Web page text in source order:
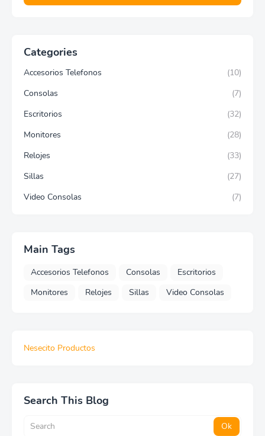
Categories
Accesorios Telefonos
(10)
Consolas
(7)
Escritorios
(32)
Monitores
(28)
Relojes
(33)
Sillas
(27)
Video Consolas
(7)
Main Tags
Accesorios Telefonos Consolas
Escritorios
Monitores
Relojes Sillas Video Consolas
Nesecito Productos
Search This Blog